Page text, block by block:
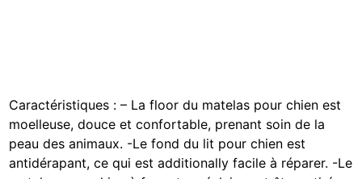
Caractéristiques : – La floor du matelas pour chien est
moelleuse, douce et confortable, prenant soin de la
peau des animaux. -Le fond du lit pour chien est
antidérapant, ce qui est additionally facile à réparer. -Le